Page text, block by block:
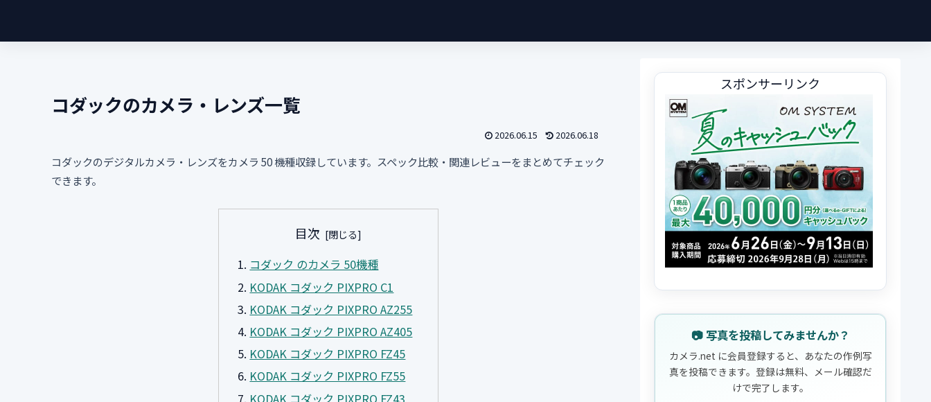
コダックのカメラ・レンズ一覧
2026.06.15 2026.06.18
コダックのデジタルカメラ・レンズをカメラ 50 機種収録しています。スペック比較・関連レビューをまとめてチェック
できます。
目次
コダック のカメラ 50機種
KODAK コダック PIXPRO C1
KODAK コダック PIXPRO AZ255
KODAK コダック PIXPRO AZ405
KODAK コダック PIXPRO FZ45
KODAK コダック PIXPRO FZ55
KODAK コダック PIXPRO FZ43
スポンサーリンク
📷 写真を投稿してみませんか？
カメラ.net に会員登録すると、あなたの作例写
真を投稿できます。登録は無料、メール確認だ
けで完了します。